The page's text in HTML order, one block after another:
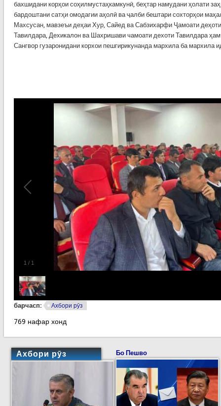
бахшидани корҳои соҳилмустаҳкамкунӣ, беҳтар намудани ҳолати
бардоштани сатҳи омодагии аҳолӣ ва ҷалби бештари сохторҳои
Махсусан, мавзеъи деҳаи Хур, Сайед ва Сабзихарфи Ҷамоати
Тавилдара, Дехикалон ва Шахришави чамоати дехоти Тавилдара
Сангвор гузаронидани корхои пешгирикунанда мархила ба мархила
1 / 1
барчасп: Ахбори рӯз
769 нафар хонд
Ахбори рӯз Бо Пешво